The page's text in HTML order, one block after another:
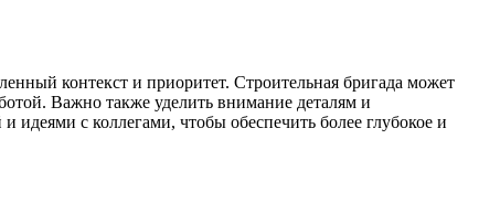
контекст и приоритет. Строительная бригада может
Важно также уделить внимание деталям и
идеями с коллегами, чтобы обеспечить более глубокое и